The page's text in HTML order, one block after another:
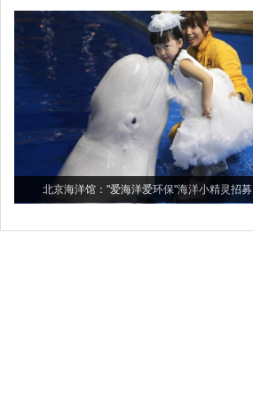
北京海洋馆："爱海洋爱环保"海洋小精灵招募